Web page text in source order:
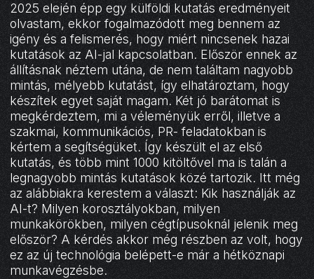
2025 elején épp egy külföldi kutatás eredményeit
olvastam, ekkor fogalmazódott meg bennem az
igény és a felismerés, hogy miért nincsenek hazai
kutatások az AI-jal kapcsolatban. Először ennek az
állításnak néztem utána, de nem találtam nagyobb
mintás, mélyebb kutatást, így elhatároztam, hogy
készítek egyet saját magam. Két jó barátomat is
megkérdeztem, mi a véleményük erről, illetve a
szakmai, kommunikációs, PR- feladatokban is
kértem a segítségüket. Így készült el az első
kutatás, és több mint 1000 kitöltővel ma is talán a
legnagyobb mintás kutatások közé tartozik. Itt még
az alábbiakra kerestem a választ: Kik használják az
AI-t? Milyen korosztályokban, milyen
munkakörökben, milyen cégtípusoknál jelenik meg
először? A kérdés akkor még részben az volt, hogy
ez az új technológia belépett-e már a hétköznapi
munkavégzésbe.